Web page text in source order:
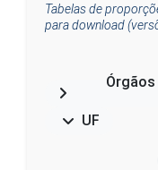
Tabelas de
para download
UF